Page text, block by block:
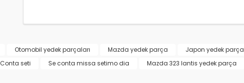
Otomobil yedek parçaları Mazda yedek parça Japon yedek parça
Conta seti Se conta missa setimo dia Mazda 323 lantis yedek parça